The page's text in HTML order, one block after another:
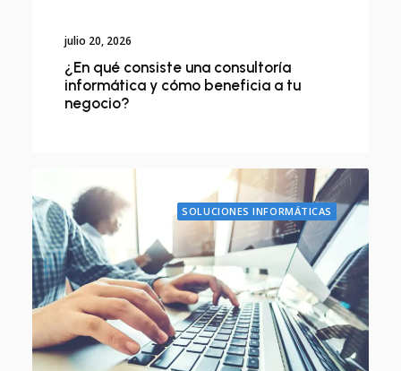
julio 20, 2026
¿En qué consiste una consultoría
informática y cómo beneficia a tu
negocio?
SOLUCIONES INFORMÁTICAS